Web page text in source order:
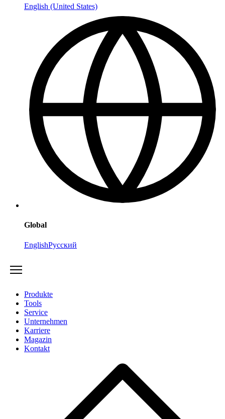
English (United States)
Global
EnglishРусский
Produkte
Tools
Service
Unternehmen
Karriere
Magazin
Kontakt